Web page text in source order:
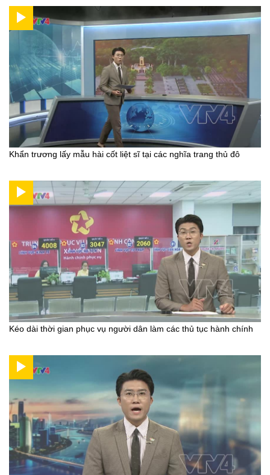
Khẩn trương lấy mẫu hài cốt liệt sĩ tại các nghĩa trang thủ đô
Kéo dài thời gian phục vụ người dân làm các thủ tục hành chính